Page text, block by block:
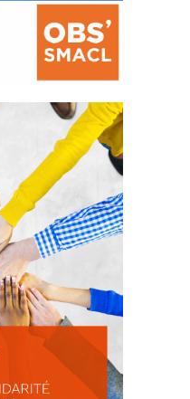
conflits